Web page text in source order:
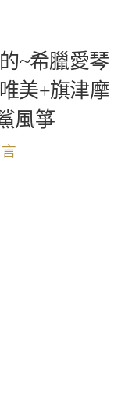
~希臘愛琴
美+旗津摩
風箏